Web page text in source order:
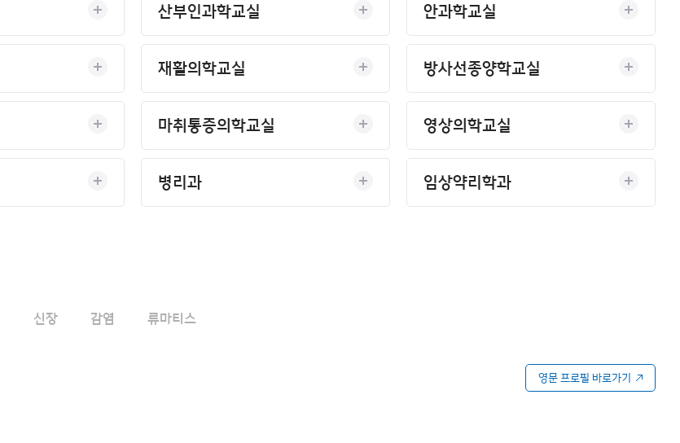
산부인과학교실 안과학교실
재활의학교실 방사선종양학교실
마취통증의학교실 영상의학교실
병리과 임상약리학과
신장 감염 류마티스
영문 프로필 바로가기